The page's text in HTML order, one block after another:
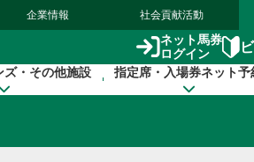
企業情報 社会貢献活動
ネット馬券
ログイン
ズ・その他施設 指定席・入場券ネット予